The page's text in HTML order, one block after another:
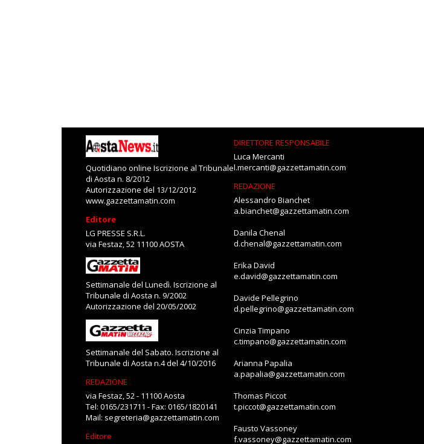
Quotidiano online Iscrizione al Tribunale
di Aosta n. 8/2012
Autorizzazione del 13/12/2012
www.gazzettamatin.com
Editore
LG PRESSE S.R.L.
via Festaz, 52 11100 AOSTA
Settimanale del Lunedì. Iscrizione al
Tribunale di Aosta n. 9/2002
Autorizzazione del 20/05/2002
Settimanale del Sabato. Iscrizione al
Tribunale di Aosta n.4 del 4/10/2016
REDAZIONE
via Festaz, 52 - 11100 Aosta
Tel: 0165/231711 - Fax: 0165/1820141
Mail: segreteria@gazzettamatin.com
Editore
DIRETTORE RESPONSABILE
Luca Mercanti
l.mercanti@gazzettamatin.com
REDAZIONE
Alessandro Bianchet
a.bianchet@gazzettamatin.com
Danila Chenal
d.chenal@gazzettamatin.com
Erika David
e.david@gazzettamatin.com
Davide Pellegrino
d.pellegrino@gazzettamatin.com
Cinzia Timpano
c.timpano@gazzettamatin.com
Arianna Papalia
a.papalia@gazzettamatin.com
Thomas Piccot
t.piccot@gazzettamatin.com
Fausto Vassoney
f.vassoney@gazzettamatin.com